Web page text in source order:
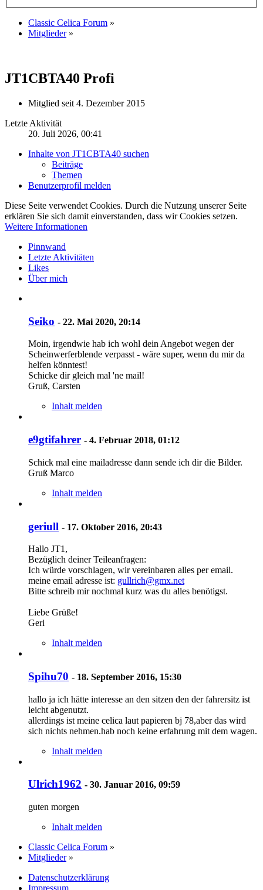
Classic Celica Forum »
Mitglieder »
JT1CBTA40 Profi
Mitglied seit 4. Dezember 2015
Letzte Aktivität
20. Juli 2026, 00:41
Inhalte von JT1CBTA40 suchen
Beiträge
Themen
Benutzerprofil melden
Diese Seite verwendet Cookies. Durch die Nutzung unserer Seite
erklären Sie sich damit einverstanden, dass wir Cookies setzen.
Weitere Informationen
Pinnwand
Letzte Aktivitäten
Likes
Über mich
Seiko - 22. Mai 2020, 20:14
Moin, irgendwie hab ich wohl dein Angebot wegen der
Scheinwerferblende verpasst - wäre super, wenn du mir da
helfen könntest!
Schicke dir gleich mal 'ne mail!
Gruß, Carsten
Inhalt melden
e9gtifahrer - 4. Februar 2018, 01:12
Schick mal eine mailadresse dann sende ich dir die Bilder.
Gruß Marco
Inhalt melden
geriull - 17. Oktober 2016, 20:43
Hallo JT1,
Bezüglich deiner Teileanfragen:
Ich würde vorschlagen, wir vereinbaren alles per email.
meine email adresse ist: gullrich@gmx.net
Bitte schreib mir nochmal kurz was du alles benötigst.
Liebe Grüße!
Geri
Inhalt melden
Spihu70 - 18. September 2016, 15:30
hallo ja ich hätte interesse an den sitzen den der fahrersitz ist
leicht abgenutzt.
allerdings ist meine celica laut papieren bj 78,aber das wird
sich nichts nehmen.hab noch keine erfahrung mit dem wagen.
Inhalt melden
Ulrich1962 - 30. Januar 2016, 09:59
guten morgen
Inhalt melden
Classic Celica Forum »
Mitglieder »
Datenschutzerklärung